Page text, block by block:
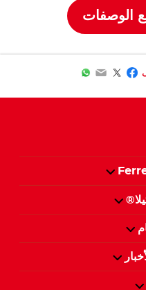
الوصفات
Facebook
Twitter
Email
WhatsApp